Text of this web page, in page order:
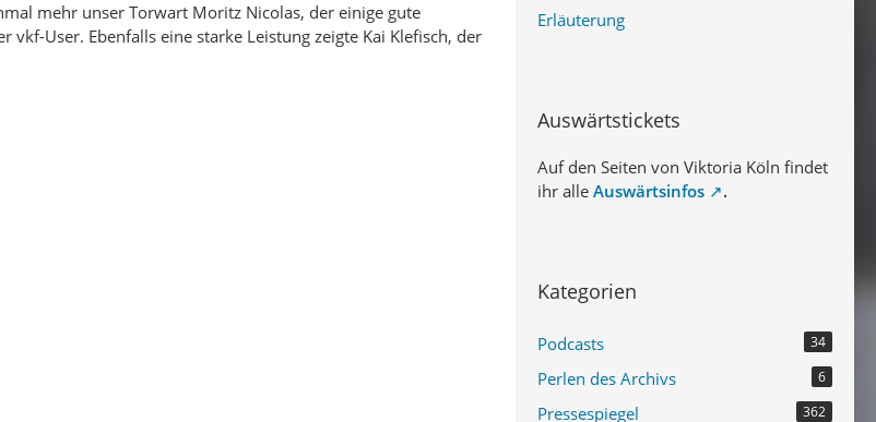
mehr unser Torwart Moritz Nicolas, der einige gute
User. Ebenfalls eine starke Leistung zeigte Kai Klefisch, der
Erläuterung
Auswärtstickets
Auf den Seiten von Viktoria Köln findet
ihr alle Auswärtsinfos .
Kategorien
Podcasts 34
Perlen des Archivs 6
Pressespiegel 362